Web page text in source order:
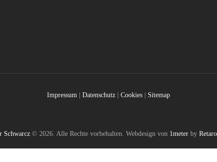
Impressum Datenschutz Cookies Sitemap
Schwarcz © 2026. Alle Rechte vorbehalten. Webdesign von 1meterby